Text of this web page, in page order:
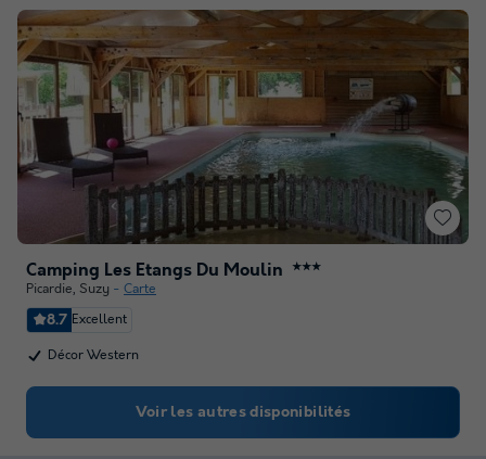
Camping Les Etangs Du Moulin ★★★
Picardie, Suzy Carte
8.7 Excellent
Décor Western
Voir les autres disponibilités